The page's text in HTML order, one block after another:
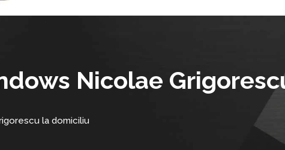
Nicolae
la domiciliu